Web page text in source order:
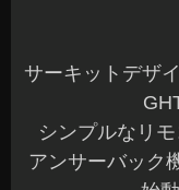
サーキットデザ
シンプルなリ
アンサーバック